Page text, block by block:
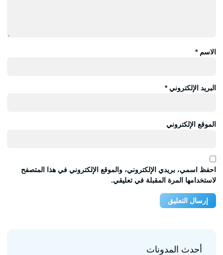
الاسم*
البريد الإلكتروني*
الموقع الإلكتروني
احفظ اسمي، بريدي الإلكتروني، والموقع الإلكتروني في هذا المتصفح
لاستخدامها المرة المقبلة في تعليقي.
أحدث المدونات